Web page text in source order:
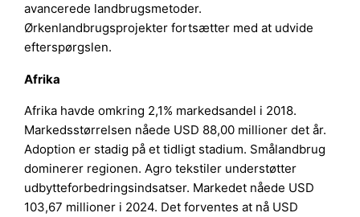
avancerede landbrugsmetoder.
Ørkenlandbrugsprojekter fortsætter med at udvide
efterspørgslen.
Afrika
Afrika havde omkring 2,1% markedsandel i 2018.
Markedsstørrelsen nåede USD 88,00 millioner det år.
Adoption er stadig på et tidligt stadium. Smålandbrug
dominerer regionen. Agro tekstiler understøtter
udbytteforbedringsindsatser. Markedet nåede USD
103,67 millioner i 2024. Det forventes at nå USD